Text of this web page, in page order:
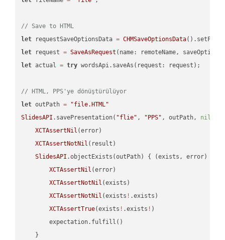
// Save to HTML
let requestSaveOptionsData = CHMSaveOptionsData
let request = SaveAsRequest (name: remoteName,
let actual = try wordsApi.saveAs(request: request);
// HTML, PPS'ye dönüştürülüyor
let outPath =
"file.HTML"
SlidesAPI .savePresentation( "flie" , "PPS" , outPath, nil
XCTAssertNil (error)
XCTAssertNotNil (result)
SlidesAPI .objectExists(outPath) { (exists, error) ->
XCTAssertNil (error)
XCTAssertNotNil (exists)
XCTAssertNotNil (exists ! .exists)
XCTAssertTrue(exists ! .exists ! )
        expectation.fulfill()
    }